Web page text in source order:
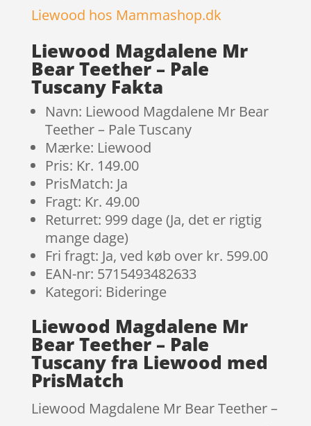
Liewood hos Mammashop.dk
Liewood Magdalene Mr
Bear Teether – Pale
Tuscany Fakta
Navn: Liewood Magdalene Mr Bear
Teether – Pale Tuscany
Mærke: Liewood
Pris: Kr. 149.00
PrisMatch: Ja
Fragt: Kr. 49.00
Returret: 999 dage (Ja, det er rigtig
mange dage)
Fri fragt: Ja, ved køb over kr. 599.00
EAN-nr: 5715493482633
Kategori: Bideringe
Liewood Magdalene Mr
Bear Teether – Pale
Tuscany fra Liewood med
PrisMatch
Liewood Magdalene Mr Bear Teether –